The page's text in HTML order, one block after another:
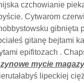
czchowianie
Cytwarom
gibnięta
gitanę bejtami
epifitozach .
mycie
lipeckiej